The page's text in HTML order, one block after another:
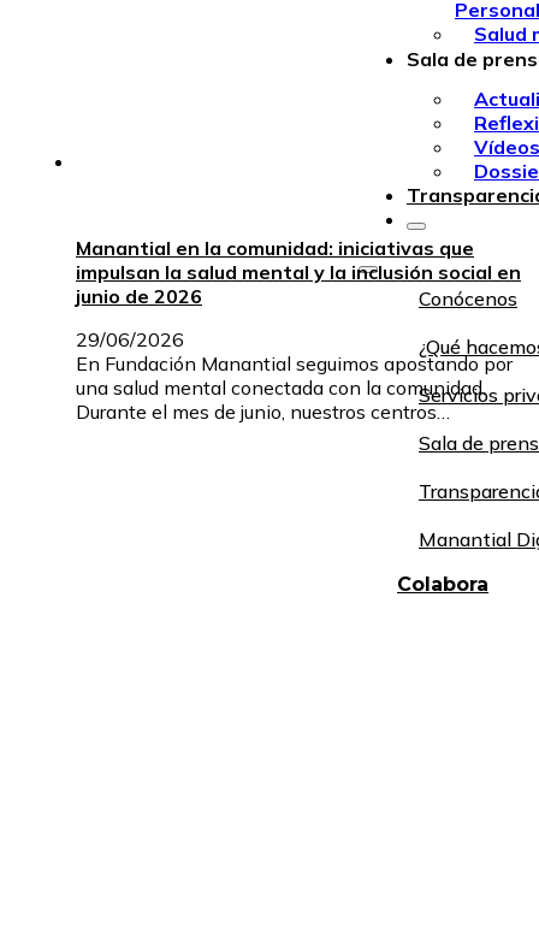
Personal
Salud
Sala de
Vídeos
Conócenos
¿Qué
Servicios
Sala de
Manantial
Colabora
Manantial en la comunidad: iniciativas que
impulsan la salud mental y la inclusión social en
junio de 2026
29/06/2026
En Fundación Manantial seguimos apostando por
una salud mental conectada con la comunidad.
Durante el mes de junio, nuestros centros…